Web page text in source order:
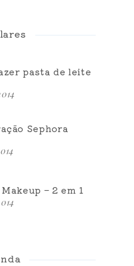
pasta de leite
Sephora
– 2 em 1